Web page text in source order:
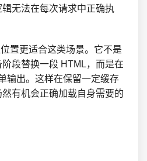
无法在每次请求中正确执
置更适合这类场景。它不是
段替换一段 HTML，而是在
输出。这样在保留一定缓存
有机会正确加载自身需要的